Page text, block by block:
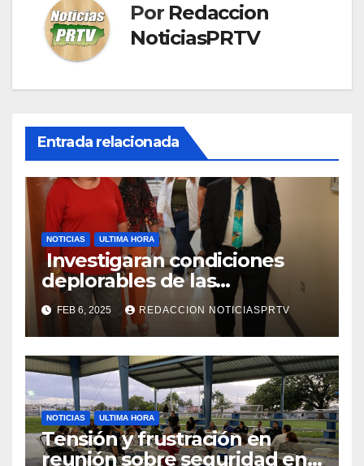
Por Redaccion
NoticiasPRTV
Entrada relacionada
NOTICIAS ULTIMA HORA
Investigaran condiciones
deplorables de las
facilidades el Departamento
de la Salud en Mayagüez
FEB 6, 2025 REDACCION NOTICIASPRTV
NOTICIAS ULTIMA HORA
Tensión y frustración en
reunión sobre seguridad en